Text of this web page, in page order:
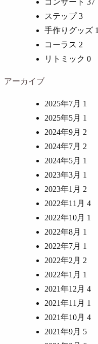
ステップ3
手作りグッズ 1
コーラス 2
リトミック 0
アーカイブ
2025年7月 1
2025年5月 1
2024年9月 2
2024年7月 2
2024年5月 1
2023年3月 1
2023年1月 2
2022年11月 4
2022年10月 1
2022年8月 1
2022年7月 1
2022年2月 2
2022年1月 1
2021年12月 4
2021年11月 1
2021年10月 4
2021年9月 5